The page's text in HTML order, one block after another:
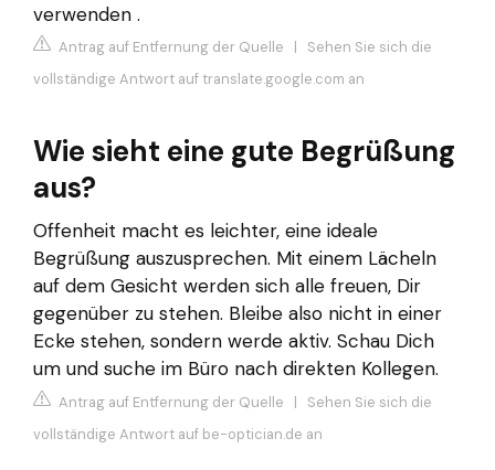
verwenden .
Antrag auf Entfernung der Quelle | Sehen Sie sich die
vollständige Antwort auf translate.google.com an
Wie sieht eine gute Begrüßung
aus?
Offenheit macht es leichter, eine ideale
Begrüßung auszusprechen. Mit einem Lächeln
auf dem Gesicht werden sich alle freuen, Dir
gegenüber zu stehen. Bleibe also nicht in einer
Ecke stehen, sondern werde aktiv. Schau Dich
um und suche im Büro nach direkten Kollegen.
Antrag auf Entfernung der Quelle | Sehen Sie sich die
vollständige Antwort auf be-optician.de an